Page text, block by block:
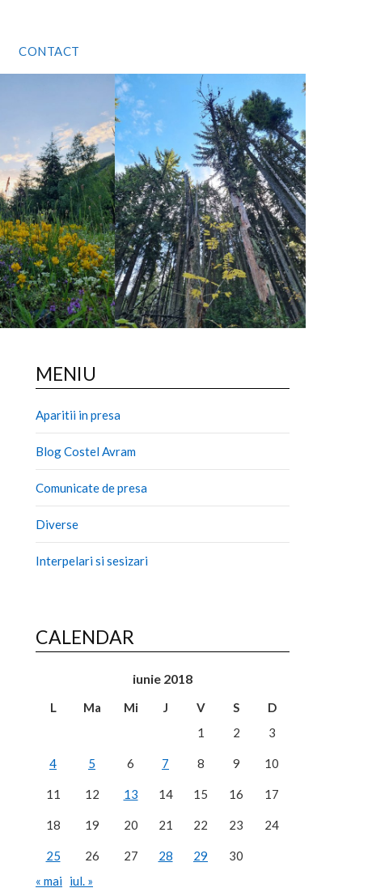
CONTACT
MENIU
Aparitii in presa
Blog Costel Avram
Comunicate de presa
Diverse
Interpelari si sesizari
CALENDAR
iunie 2018
L Ma Mi J V S
D
1
2 3
4 5 6 7 8 9 10
11 12 13 14 15 16 17
18 19 20 21 22 23 24
25 26 27 28 29
30
« mai iul. »